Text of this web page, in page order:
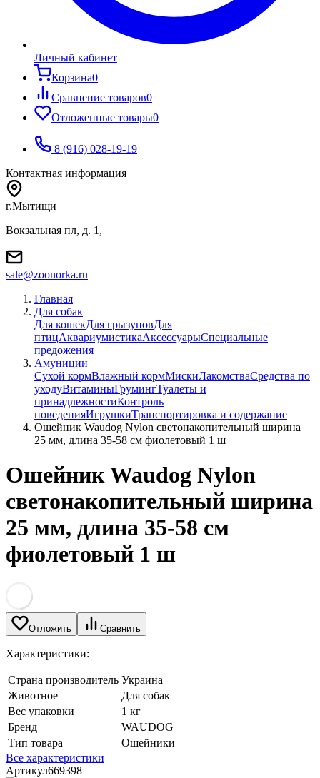
Личный кабинет
Корзина0
Сравнение товаров0
Отложенные товары0
8 (916) 028-19-19
Контактная информация
г.Мытищи
Вокзальная пл, д. 1,
sale@zoonorka.ru
Главная
Для собак
Для кошекДля грызуновДля
птицАквариумистикаАксессуарыСпециальные
предожения
Амуниции
Сухой кормВлажный кормМискиЛакомстваСредства по
уходуВитаминыГрумингТуалеты и
принадлежностиКонтроль
поведенияИгрушкиТранспортировка и содержание
Ошейник Waudog Nylon светонакопительный ширина
25 мм, длина 35-58 см фиолетовый 1 ш
Ошейник Waudog Nylon
светонакопительный ширина
25 мм, длина 35-58 см
фиолетовый 1 ш
Отложить Сравнить
Характеристики:
Страна производитель Украина
Животное
Для собак
Вес упаковки
1 кг
Бренд
WAUDOG
Тип товара
Ошейники
Все характеристики
Артикул669398